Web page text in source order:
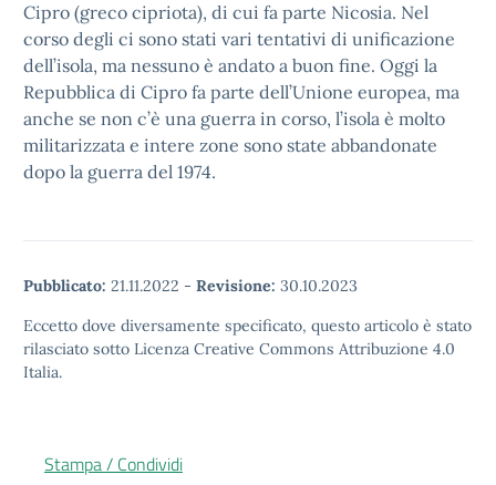
Cipro (greco cipriota), di cui fa parte Nicosia. Nel
corso degli ci sono stati vari tentativi di unificazione
dell’isola, ma nessuno è andato a buon fine. Oggi la
Repubblica di Cipro fa parte dell’Unione europea, ma
anche se non c’è una guerra in corso, l’isola è molto
militarizzata e intere zone sono state abbandonate
dopo la guerra del 1974.
Pubblicato: 21.11.2022 - Revisione: 30.10.2023
Eccetto dove diversamente specificato, questo articolo è stato
rilasciato sotto Licenza Creative Commons Attribuzione 4.0
Italia.
Stampa / Condividi